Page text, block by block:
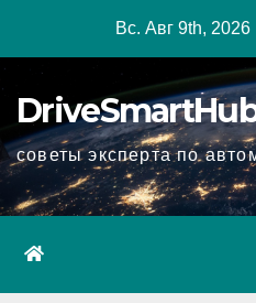
Вс. Авг 9th, 2026
советы эксперта по